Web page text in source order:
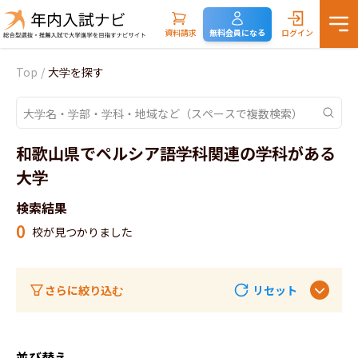
資料請求 無料会員になる ログイン
Top / 大学を探す
和歌山県でペルシア語学科関連の学科がある
大学
検索結果
0 校が見つかりました
さらに絞り込む リセット